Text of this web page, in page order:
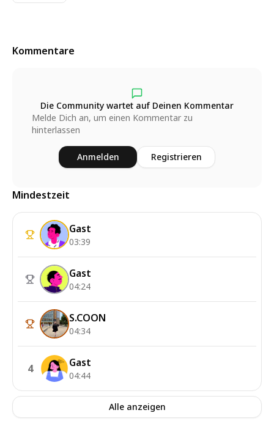
Kommentare
Die Community wartet auf Deinen Kommentar
Melde Dich an, um einen Kommentar zu
hinterlassen
Anmelden Registrieren
Mindestzeit
Gast
03:39
Gast
04:24
S.COON
04:34
4 Gast
04:44
Alle anzeigen